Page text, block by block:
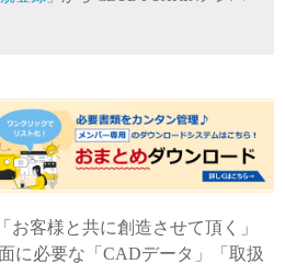
お客様と共に創造させて頂く」
に必要な「CADデータ」「取扱